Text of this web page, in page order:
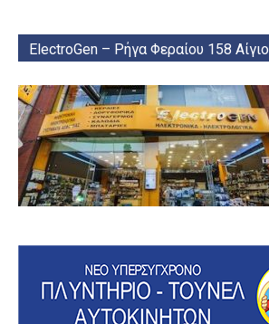
ElectroGen – Ρήγα Φεραίου 158 Αίγιο